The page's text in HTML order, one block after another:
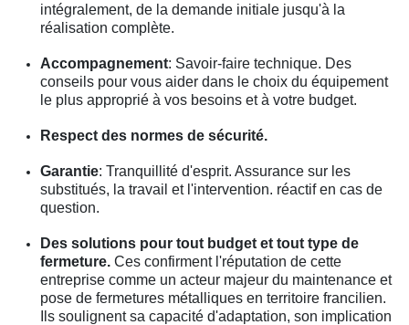
intégralement, de la demande initiale jusqu'à la
réalisation complète.
Accompagnement: Savoir-faire technique. Des
conseils pour vous aider dans le choix du équipement
le plus approprié à vos besoins et à votre budget.
Respect des normes de sécurité.
Garantie: Tranquillité d'esprit. Assurance sur les
substitués, la travail et l'intervention. réactif en cas de
question.
Des solutions pour tout budget et tout type de
fermeture. Ces confirment l'réputation de cette
entreprise comme un acteur majeur du maintenance et
pose de fermetures métalliques en territoire francilien.
Ils soulignent sa capacité d'adaptation, son implication